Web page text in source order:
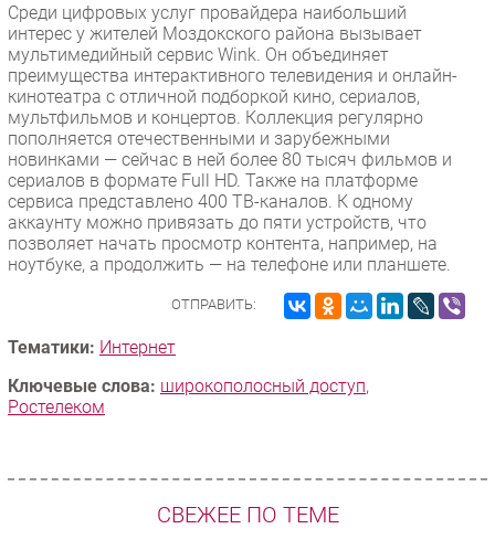
Среди цифровых услуг провайдера наибольший
интерес у жителей Моздокского района вызывает
мультимедийный сервис Wink. Он объединяет
преимущества интерактивного телевидения и онлайн-
кинотеатра с отличной подборкой кино, сериалов,
мультфильмов и концертов. Коллекция регулярно
пополняется отечественными и зарубежными
новинками — сейчас в ней более 80 тысяч фильмов и
сериалов в формате Full HD. Также на платформе
сервиса представлено 400 ТВ-каналов. К одному
аккаунту можно привязать до пяти устройств, что
позволяет начать просмотр контента, например, на
ноутбуке, а продолжить — на телефоне или планшете.
ОТПРАВИТЬ:
Тематики: Интернет
Ключевые слова: широкополосный доступ,
Ростелеком
СВЕЖЕЕ ПО ТЕМЕ